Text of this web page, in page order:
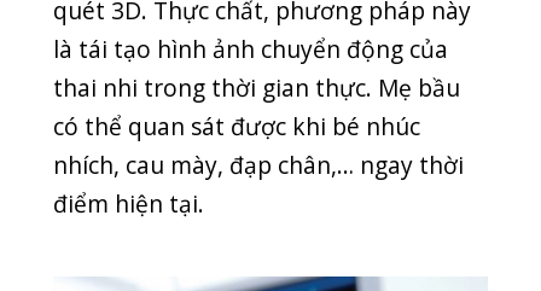
Phương pháp siêu âm 5D được cải tiến
hơn so với phương pháp siêu âm 4D.
5D có thể tái tạo hình ảnh chuyển